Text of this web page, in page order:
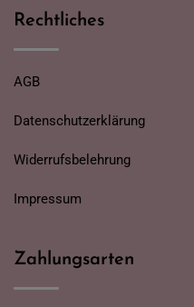
Rechtliches
AGB
Datenschutzerklärung
Widerrufsbelehrung
Impressum
Zahlungsarten